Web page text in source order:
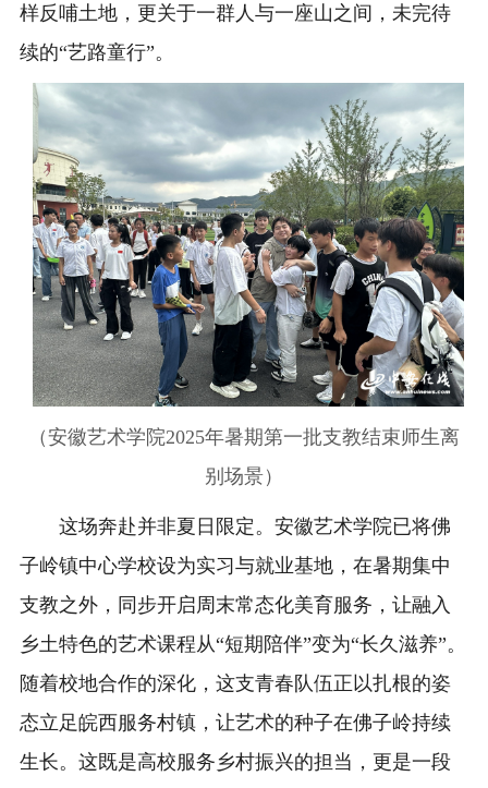
样反哺土地，更关于一群人与一座山之间，未完待
续的“艺路童行”。
（安徽艺术学院2025年暑期第一批支教结束师生离
别场景）
这场奔赴并非夏日限定。安徽艺术学院已将佛
子岭镇中心学校设为实习与就业基地，在暑期集中
支教之外，同步开启周末常态化美育服务，让融入
乡土特色的艺术课程从“短期陪伴”变为“长久滋养”。
随着校地合作的深化，这支青春队伍正以扎根的姿
态立足皖西服务村镇，让艺术的种子在佛子岭持续
生长。这既是高校服务乡村振兴的担当，更是一段